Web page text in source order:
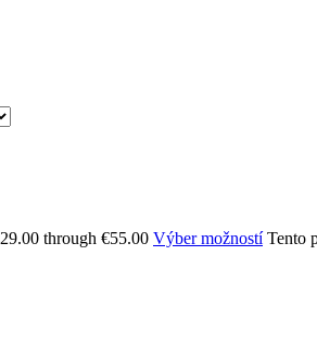
through €55.00 Výber možností Tento